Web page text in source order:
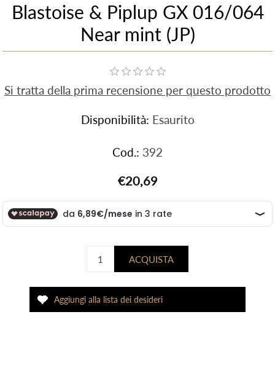
Blastoise & Piplup GX 016/064
Near mint (JP)
Si tratta della prima recensione per questo prodotto
Disponibilità: Esaurito
Cod.: 392
€20,69